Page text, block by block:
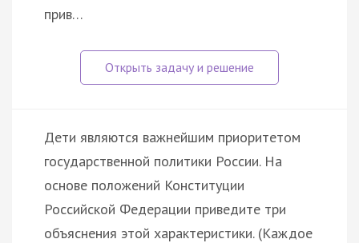
прив…
Дети являются важнейшим приоритетом
государственной политики России. На
основе положений Конституции
Российской Федерации приведите три
объяснения этой характеристики. (Каждое